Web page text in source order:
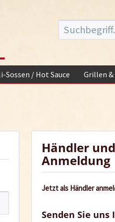
Sossen / Hot Sauce Grillen &
Händler
Anmeldung
Jetzt als Händler
Senden Sie uns